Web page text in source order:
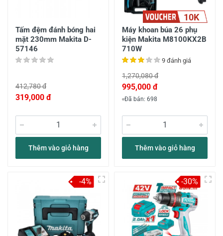
Tấm đệm đánh bóng hai
mặt 230mm Makita D-
57146
412,780 đ
319,000 đ
Thêm vào giỏ hàng
10K
Máy khoan búa 26 phụ
kiện Makita M8100KX2B
710W
9 đánh giá
1,270,080 đ
995,000 đ
Đã bán: 698
Thêm vào giỏ hàng
-4% -30%